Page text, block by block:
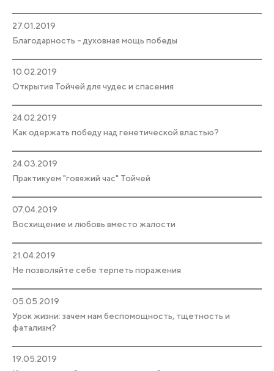
27.01.2019
Благодарность - духовная мощь победы
10.02.2019
Открытия Тойчей для чудес и спасения
24.02.2019
Как одержать победу над генетической властью?
24.03.2019
Практикуем "говяжий час" Тойчей
07.04.2019
Восхищение и любовь вместо жалости
21.04.2019
Не позволяйте себе терпеть поражения
05.05.2019
Урок жизни: зачем нам беспомощность, тщетность и
фатализм?
19.05.2019